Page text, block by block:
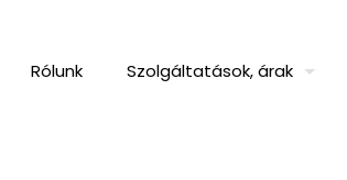
Rólunk Szolgáltatások, árak